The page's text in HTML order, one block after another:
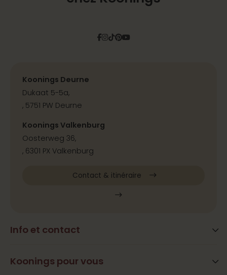
Facebook
Instagram
Tiktok
Pinterest
YouTube
Info et contact
Questions fréquemment posées
Koonings pour vous
Koonings Deurne
Dukaat 5-5a,
, 5751 PW Deurne
Koonings Valkenburg
Oosterweg 36,
, 6301 PX Valkenburg
Contact & itinéraire